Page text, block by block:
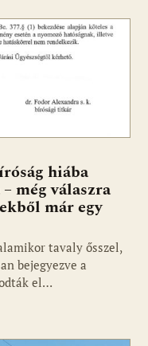
hiába
még válaszra
már egy
tavaly ősszel,
bejegyezve a
el…